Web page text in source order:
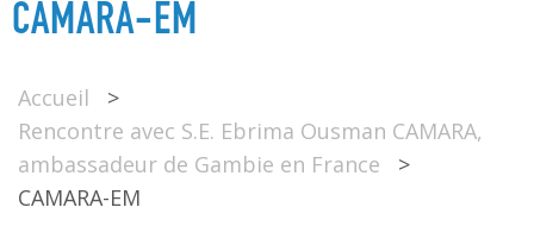
DÉPUTÉ 2017 – 2022
MES ACTIONS 2017 – 2022
CAMARA-EM
Accueil
>
Rencontre avec S.E. Ebrima Ousman CAMARA,
ambassadeur de Gambie en France
>
CAMARA-EM